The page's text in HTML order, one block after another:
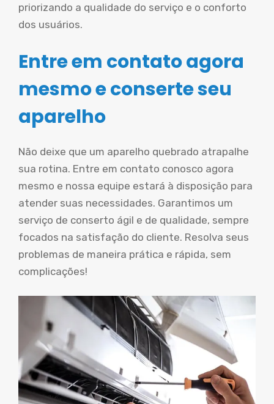
priorizando a qualidade do serviço e o conforto
dos usuários.
Entre em contato agora
mesmo e conserte seu
aparelho
Não deixe que um aparelho quebrado atrapalhe
sua rotina. Entre em contato conosco agora
mesmo e nossa equipe estará à disposição para
atender suas necessidades. Garantimos um
serviço de conserto ágil e de qualidade, sempre
focados na satisfação do cliente. Resolva seus
problemas de maneira prática e rápida, sem
complicações!